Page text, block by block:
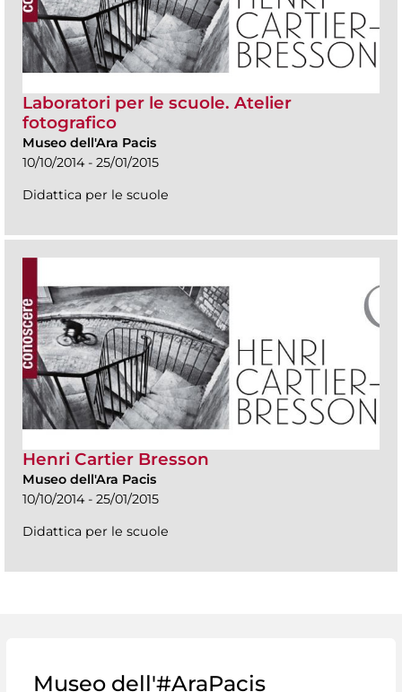
Laboratori per le scuole. Atelier
fotografico
Museo dell'Ara Pacis
10/10/2014 - 25/01/2015
Didattica per le scuole
Henri Cartier Bresson
Museo dell'Ara Pacis
10/10/2014 - 25/01/2015
Didattica per le scuole
Museo dell'#AraPacis